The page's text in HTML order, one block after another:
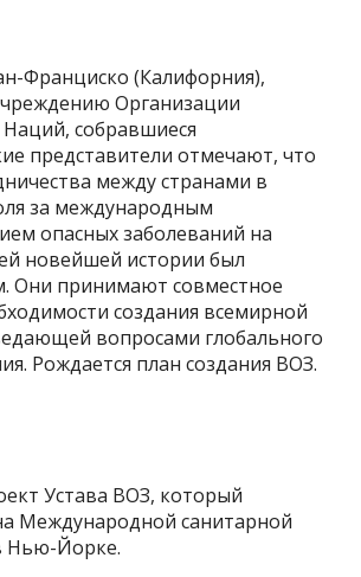
Франциско (Калифорния),
Организации
собравшиеся
представители отмечают, что
между странами в
за международным
опасных заболеваний на
новейшей истории был
Они принимают совместное
создания всемирной
вопросами глобального
Рождается план создания ВОЗ.
Устава ВОЗ, который
Международной санитарной
Нью-Йорке.